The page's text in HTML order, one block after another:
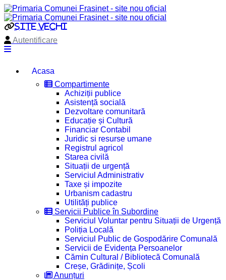
site vechi
Autentificare
Acasa
Compartimente
Achiziții publice
Asistență socială
Dezvoltare comunitară
Educație și Cultură
Financiar Contabil
Juridic si resurse umane
Registrul agricol
Starea civilă
Situații de urgență
Serviciul Administrativ
Taxe și impozite
Urbanism cadastru
Utilități publice
Servicii Publice în Subordine
Serviciul Voluntar pentru Situații de Urgență
Poliția Locală
Serviciul Public de Gospodărire Comunală
Servicii de Evidența Persoanelor
Cămin Cultural / Bibliotecă Comunală
Creșe, Grădinițe, Școli
Anunțuri